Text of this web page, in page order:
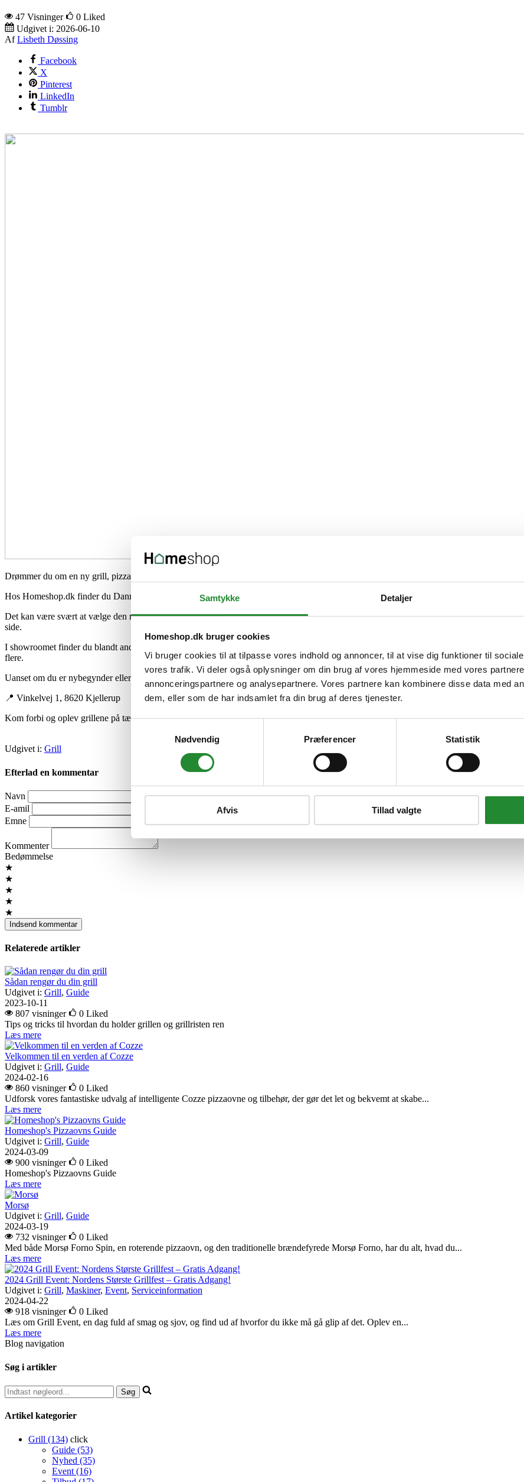
Samtykke Detaljer
Homeshop.dk bruger cookies
Vi bruger cookies til at tilpasse vores indhold og annoncer, til at vise dig funktioner til
vores trafik. Vi deler også oplysninger om din brug af vores hjemmeside med vores
annonceringspartnere og analysepartnere. Vores partnere kan kombinere disse data med
dem, eller som de har indsamlet fra din brug af deres tjenester.
Nødvendig
Præferencer Statistik
Afvis Tillad valgte
47 Visninger 0 Liked
Udgivet i: 2026-06-10
Af Lisbeth Døssing
Facebook
X
Pinterest
LinkedIn
Tumblr
Drømmer du om en ny grill, pizzaovn, smoker eller et komplet udekøkken? Så er det værd at tage turen til Kjellerup.
Hos Homeshop.dk finder du Danmarks største grilludstilling med mere end 500 m² fyldt med grillglæde, inspiration og nogle af markedets
Det kan være svært at vælge den rigtige grill ud fra billeder på en skærm. Derfor har vi samlet et stort udvalg, så du kan opleve
side.
I showroomet finder du blandt andet grill og outdoor cooking fra Napoleon, Broil King, Traeger, Kamado Joe, The Bastard, Gozney,
flere.
Uanset om du er nybegynder eller passioneret grillentusiast, står vi klar til at guide dig gennem forskellene på de forskellige grilltyper,
📍 Vinkelvej 1, 8620 Kjellerup
Kom forbi og oplev grillene på tæt hold – eller køb nemt online hos Homeshop.dk.
Udgivet i: Grill
Efterlad en kommentar
Navn
E-amil
Emne
Kommenter
Bedømmelse
★
★
★
★
★
Relaterede artikler
Sådan rengør du din grill
Udgivet i: Grill, Guide
2023-10-11
807 visninger
0 Liked
Tips og tricks til hvordan du holder grillen og grillristen ren
Læs mere
Velkommen til en verden af Cozze
Udgivet i: Grill, Guide
2024-02-16
860 visninger
0 Liked
Udforsk vores fantastiske udvalg af intelligente Cozze pizzaovne og tilbehør, der gør det let og bekvemt at skabe...
Læs mere
Homeshop's Pizzaovns Guide
Udgivet i: Grill, Guide
2024-03-09
900 visninger
0 Liked
Homeshop's Pizzaovns Guide
Læs mere
Morsø
Udgivet i: Grill, Guide
2024-03-19
732 visninger
0 Liked
Med både Morsø Forno Spin, en roterende pizzaovn, og den traditionelle brændefyrede Morsø Forno, har du alt, hvad du...
Læs mere
2024 Grill Event: Nordens Største Grillfest – Gratis Adgang!
Udgivet i: Grill, Maskiner, Event, Serviceinformation
2024-04-22
918 visninger
0 Liked
Læs om Grill Event, en dag fuld af smag og sjov, og find ud af hvorfor du ikke må gå glip af det. Oplev en...
Læs mere
Blog navigation
Søg i artikler
Artikel kategorier
Grill (134) click
Guide (53)
Nyhed (35)
Event (16)